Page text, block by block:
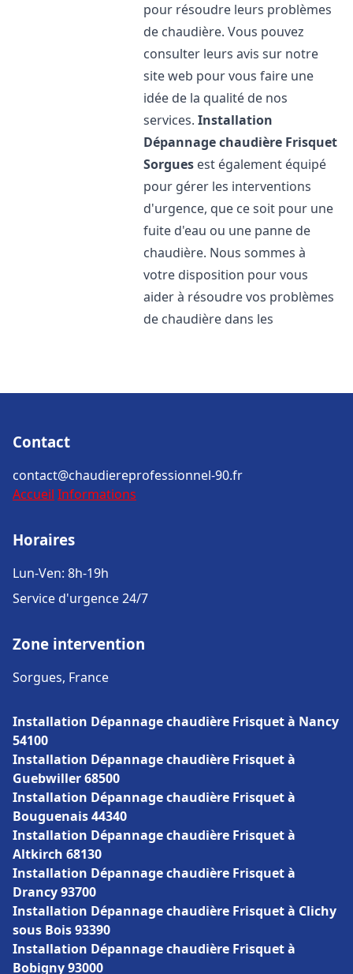
pour résoudre leurs problèmes
de chaudière. Vous pouvez
consulter leurs avis sur notre
site web pour vous faire une
idée de la qualité de nos
services.Installation
Dépannage chaudière Frisquet
Sorgues est également équipé
pour gérer les interventions
d'urgence, que ce soit pour une
fuite d'eau ou une panne de
chaudière. Nous sommes à
votre disposition pour vous
aider à résoudre vos problèmes
de chaudière dans les
Contact
contact@chaudiereprofessionnel-90.fr
Accueil Informations
Horaires
Lun-Ven: 8h-19h
Service d'urgence 24/7
Zone intervention
Sorgues, France
Installation Dépannage chaudière Frisquet à Nancy
54100
Installation Dépannage chaudière Frisquet à
Guebwiller 68500
Installation Dépannage chaudière Frisquet à
Bouguenais 44340
Installation Dépannage chaudière Frisquet à
Altkirch 68130
Installation Dépannage chaudière Frisquet à
Drancy 93700
Installation Dépannage chaudière Frisquet à Clichy
sous Bois 93390
Installation Dépannage chaudière Frisquet à
Bobigny 93000